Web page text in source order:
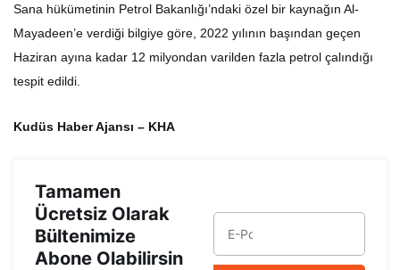
Sana hükümetinin Petrol Bakanlığı’ndaki özel bir kaynağın Al-
Mayadeen’e verdiği bilgiye göre, 2022 yılının başından geçen
Haziran ayına kadar 12 milyondan varilden fazla petrol çalındığı
tespit edildi.
Kudüs Haber Ajansı – KHA
Tamamen
Ücretsiz Olarak
Bültenimize
Abone Olabilirsin